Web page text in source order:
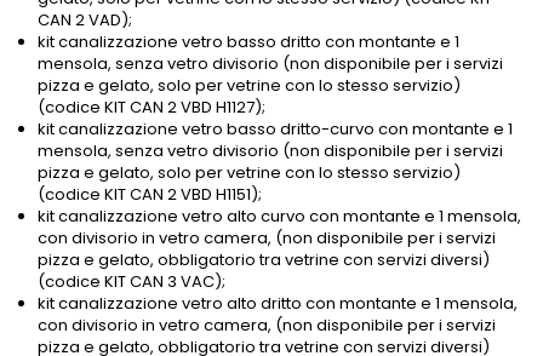
CAN 2 VAD);
kit canalizzazione vetro basso dritto con montante e 1
mensola, senza vetro divisorio (non disponibile per i servizi
pizza e gelato, solo per vetrine con lo stesso servizio)
(codice KIT CAN 2 VBD H1127);
kit canalizzazione vetro basso dritto-curvo con montante e 1
mensola, senza vetro divisorio (non disponibile per i servizi
pizza e gelato, solo per vetrine con lo stesso servizio)
(codice KIT CAN 2 VBD H1151);
kit canalizzazione vetro alto curvo con montante e 1 mensola,
con divisorio in vetro camera, (non disponibile per i servizi
pizza e gelato, obbligatorio tra vetrine con servizi diversi)
(codice KIT CAN 3 VAC);
kit canalizzazione vetro alto dritto con montante e 1 mensola,
con divisorio in vetro camera, (non disponibile per i servizi
pizza e gelato, obbligatorio tra vetrine con servizi diversi)